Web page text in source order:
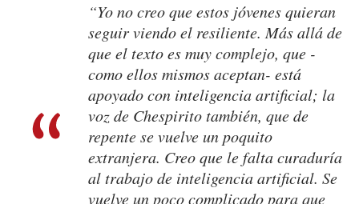
“Yo no creo que estos jóvenes quieran
seguir viendo el resiliente. Más allá de
que el texto es muy complejo, que -
como ellos mismos aceptan- está
apoyado con inteligencia artificial; la
voz de Chespirito también, que de
repente se vuelve un poquito
extranjera. Creo que le falta curaduría
al trabajo de inteligencia artificial. Se
vuelve un poco complicado para que